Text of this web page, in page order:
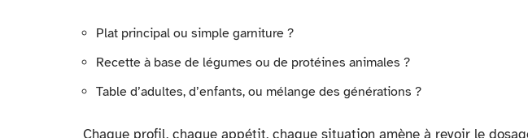
Plat principal ou simple garniture ?
Recette à base de légumes ou de protéines animales ?
Table d’adultes, d’enfants, ou mélange des générations ?
Chaque profil, chaque appétit, chaque situation amène à revoir le